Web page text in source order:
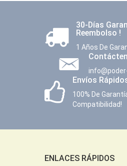
30-Días
Reembolso !
1 Años De
Envíos
100% De
Compatibilidad!
ENLACES RÁPIDOS